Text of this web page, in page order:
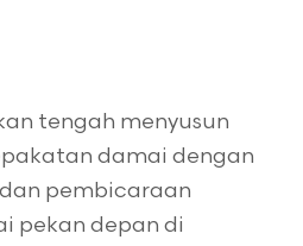
tengah menyusun
damai dengan
pembicaraan
pekan depan di